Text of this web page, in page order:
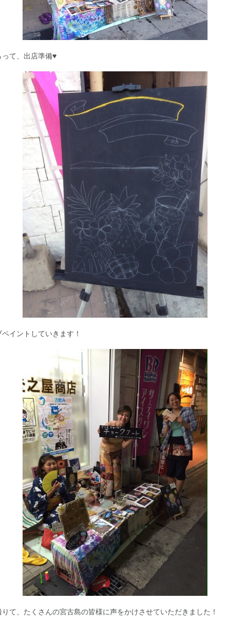
て、出店準備♥
イントしていきます！
て、たくさんの宮古島の皆様に声をかけさせていただきました！